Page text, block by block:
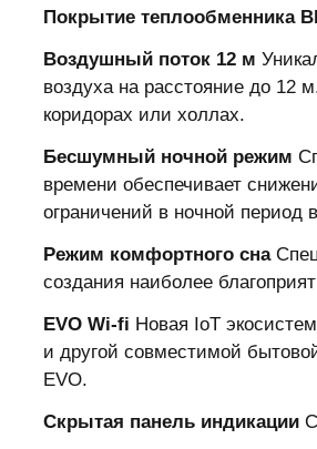
Покрытие теплообменника
Воздушный поток 12 м
воздуха на расстояние до 12
коридорах или холлах.
Бесшумный ночной режим
времени обеспечивает
ограничений в ночной период
Режим комфортного сна
создания наиболее
EVO Wi-fi Новая IoT
и другой совместимой
EVO.
Скрытая панель индикации